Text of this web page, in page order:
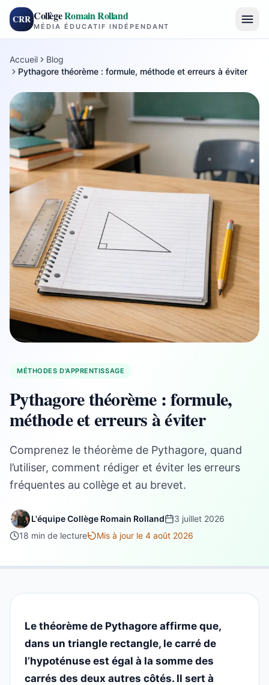
CRR CollègeRomain Rolland
MÉDIA ÉDUCATIF INDÉPENDANT
Accueil
Blog
Pythagore théorème : formule, méthode et erreurs à éviter
MÉTHODES D'APPRENTISSAGE
Pythagore théorème : formule,
méthode et erreurs à éviter
Comprenez le théorème de Pythagore, quand
l’utiliser, comment rédiger et éviter les erreurs
fréquentes au collège et au brevet.
L'équipe Collège Romain Rolland
3 juillet 2026
18 min de lecture
Mis à jour le 4 août 2026
Le théorème de Pythagore affirme que,
dans un triangle rectangle, le carré de
l’hypoténuse est égal à la somme des
carrés des deux autres côtés. Il sert à